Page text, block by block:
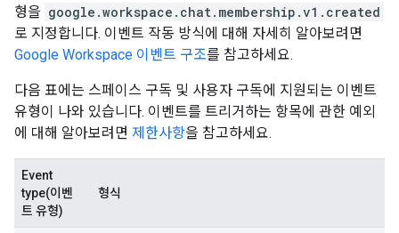
형을 google.workspace.chat.membership.v1.created
로 지정합니다. 이벤트 작동 방식에 대해 자세히 알아보려면
Google Workspace 이벤트 구조를 참고하세요.
다음 표에는 스페이스 구독 및 사용자 구독에 지원되는 이벤트
유형이 나와 있습니다. 이벤트를 트리거하는 항목에 관한 예외
에 대해 알아보려면 제한사항을 참고하세요.
Event
type(이벤
트 유형)
형식